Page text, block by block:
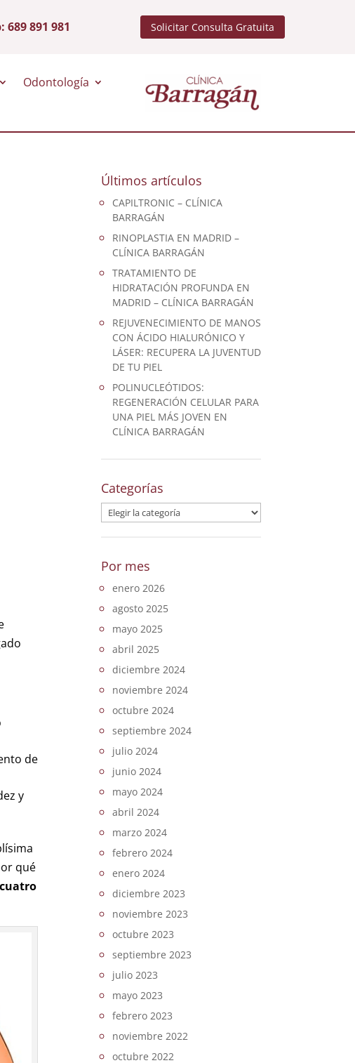
689 891 981 Solicitar Consulta Gratuita
Odontología
de
y
qué
Últimos artículos
CAPILTRONIC – CLÍNICA
BARRAGÁN
RINOPLASTIA EN MADRID –
CLÍNICA BARRAGÁN
TRATAMIENTO DE
HIDRATACIÓN PROFUNDA EN
MADRID – CLÍNICA BARRAGÁN
REJUVENECIMIENTO DE MANOS
CON ÁCIDO HIALURÓNICO Y
LÁSER: RECUPERA LA JUVENTUD
DE TU PIEL
POLINUCLEÓTIDOS:
REGENERACIÓN CELULAR PARA
UNA PIEL MÁS JOVEN EN
CLÍNICA BARRAGÁN
Categorías
Categorías
Por mes
enero 2026
agosto 2025
mayo 2025
abril 2025
diciembre 2024
noviembre 2024
octubre 2024
septiembre 2024
julio 2024
junio 2024
mayo 2024
abril 2024
marzo 2024
febrero 2024
enero 2024
diciembre 2023
noviembre 2023
octubre 2023
septiembre 2023
julio 2023
mayo 2023
febrero 2023
noviembre 2022
octubre 2022